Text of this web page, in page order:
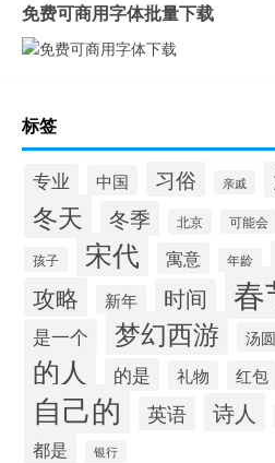
免费可商用字体批量下载
标签
专业 中国 习俗 亲戚
冬天 冬季 北京 可能会
孩子 宋代 寓意 年龄
攻略 新年 时间 春
是一个 梦幻西游 汤圆
的人 的是 礼物 红包
自己的 英语 诗人
都是 银行